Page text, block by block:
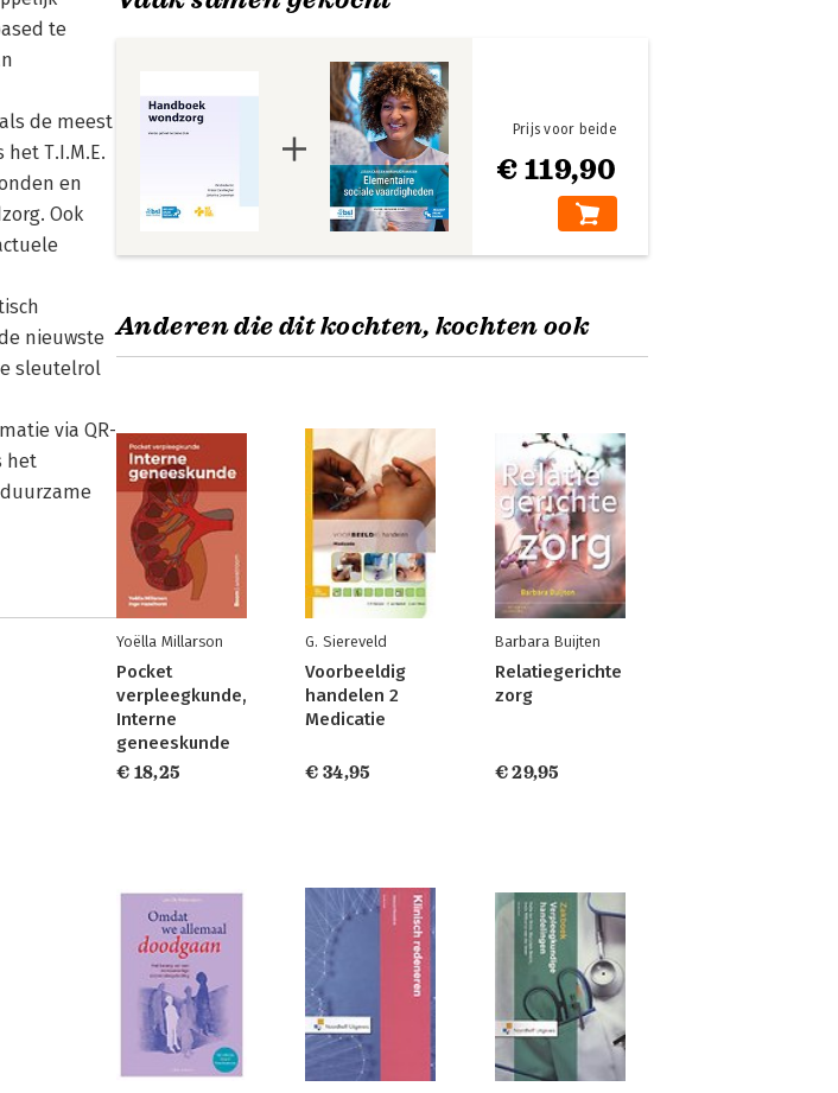
te
de meest
T.I.M.E.
en
Ook
nieuwste
sleutelrol
via QR-
het
€ 119,90
Prijs voor beide
Anderen die dit kochten, kochten ook
Yoëlla Millarson
Pocket
verpleegkunde,
Interne
geneeskunde
€ 18,25
G. Siereveld
Voorbeeldig
handelen 2
Medicatie
€ 34,95
Barbara Buijten
Relatiegerichte
zorg
€ 29,95